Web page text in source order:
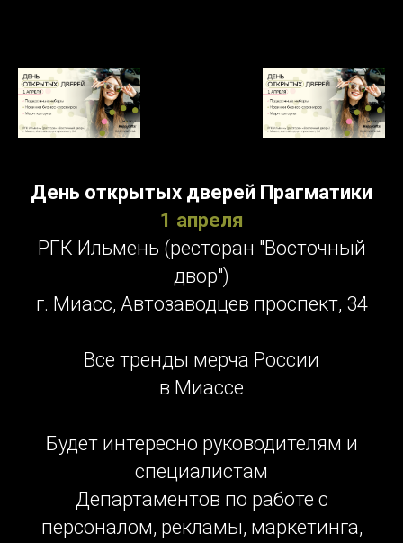
День открытых дверей Прагматики
1 апреля
РГК Ильмень (ресторан "Восточный
двор")
г. Миасс, ​Автозаводцев проспект, 34
Все тренды мерча России
в Миассе
Будет интересно руководителям и
специалистам
Департаментов по работе с
персоналом, рекламы, маркетинга,